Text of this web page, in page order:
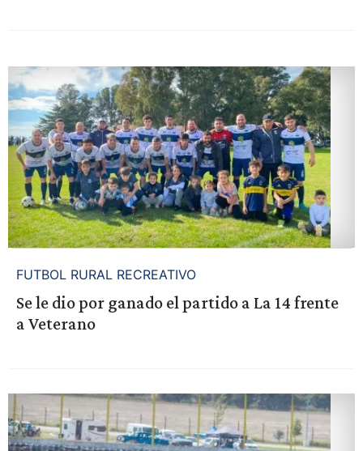
FUTBOL RURAL RECREATIVO
Se le dio por ganado el partido a La 14 frente
a Veterano